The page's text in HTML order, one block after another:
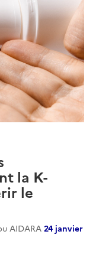
la K-
le
AIDARA 24 janvier